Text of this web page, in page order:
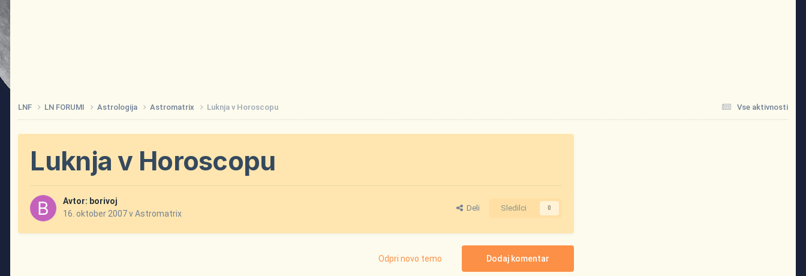
Vse aktivnosti
LNF LN FORUMI Astrologija Astromatrix Luknja v Horoscopu
Luknja v Horoscopu
Avtor: borivoj
16. oktober 2007vAstromatrix
Deli Sledilci 0
Dodaj komentar
Odpri novo temo